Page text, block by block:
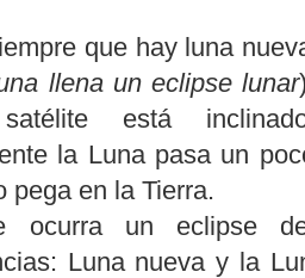
que hay luna
llena un eclipse lunar
satélite está
la Lunapasa un
pega en la Tierra.
ocurra un eclipse
Luna nueva y la